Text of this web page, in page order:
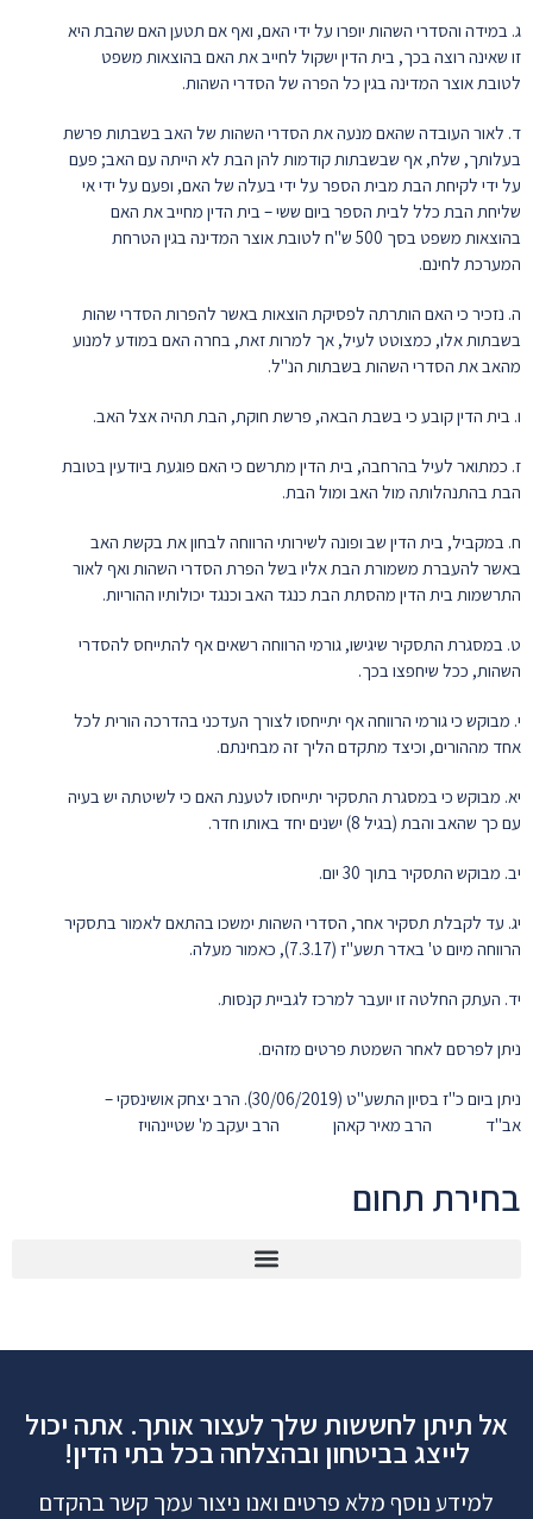
ג. במידה והסדרי השהות יופרו על ידי האם, ואף אם תטען האם שהבת היא
זו שאינה רוצה בכך, בית הדין ישקול לחייב את האם בהוצאות משפט
לטובת אוצר המדינה בגין כל הפרה של הסדרי השהות.
ד. לאור העובדה שהאם מנעה את הסדרי השהות של האב בשבתות פרשת
בעלותך, שלח, אף שבשבתות קודמות להן הבת לא הייתה עם האב; פעם
על ידי לקיחת הבת מבית הספר על ידי בעלה של האם, ופעם על ידי אי
שליחת הבת כלל לבית הספר ביום ששי – בית הדין מחייב את האם
בהוצאות משפט בסך 500 ש"ח לטובת אוצר המדינה בגין הטרחת
המערכת לחינם.
ה. נזכיר כי האם הותרתה לפסיקת הוצאות באשר להפרות הסדרי שהות
בשבתות אלו, כמצוטט לעיל, אך למרות זאת, בחרה האם במודע למנוע
מהאב את הסדרי השהות בשבתות הנ"ל.
ו. בית הדין קובע כי בשבת הבאה, פרשת חוקת, הבת תהיה אצל האב.
ז. כמתואר לעיל בהרחבה, בית הדין מתרשם כי האם פוגעת ביודעין בטובת
הבת בהתנהלותה מול האב ומול הבת.
ח. במקביל, בית הדין שב ופונה לשירותי הרווחה לבחון את בקשת האב
באשר להעברת משמורת הבת אליו בשל הפרת הסדרי השהות ואף לאור
התרשמות בית הדין מהסתת הבת כנגד האב וכנגד יכולותיו ההוריות.
ט. במסגרת התסקיר שיגישו, גורמי הרווחה רשאים אף להתייחס להסדרי
השהות, ככל שיחפצו בכך.
י. מבוקש כי גורמי הרווחה אף יתייחסו לצורך העדכני בהדרכה הורית לכל
אחד מההורים, וכיצד מתקדם הליך זה מבחינתם.
יא. מבוקש כי במסגרת התסקיר יתייחסו לטענת האם כי לשיטתה יש בעיה
עם כך שהאב והבת (בגיל 8) ישנים יחד באותו חדר.
יב. מבוקש התסקיר בתוך 30 יום.
יג. עד לקבלת תסקיר אחר, הסדרי השהות ימשכו בהתאם לאמור בתסקיר
הרווחה מיום ט' באדר תשע"ז (7.3.17), כאמור מעלה.
יד. העתק החלטה זו יועבר למרכז לגביית קנסות.
ניתן לפרסם לאחר השמטת פרטים מזהים.
ניתן ביום כ"ז בסיון התשע"ט (30/06/2019). הרב יצחק אושינסקי –
אב"ד הרב מאיר קאהן הרב יעקב מ' שטיינהויז
בחירת תחום
אל תיתן לחששות שלך לעצור אותך. אתה יכול
לייצג בביטחון ובהצלחה בכל בתי הדין!
למידע נוסף מלא פרטים ואנו ניצור עמך קשר בהקדם